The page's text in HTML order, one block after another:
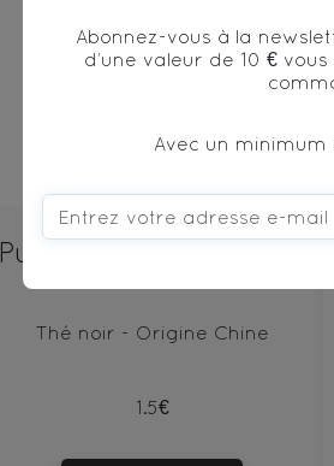
Puerh Beeng Cha Shu
Thé noir - Origine Chine
1.5€
Abonnez-vous à la
d’une valeur de 10 €
Avec un minimum